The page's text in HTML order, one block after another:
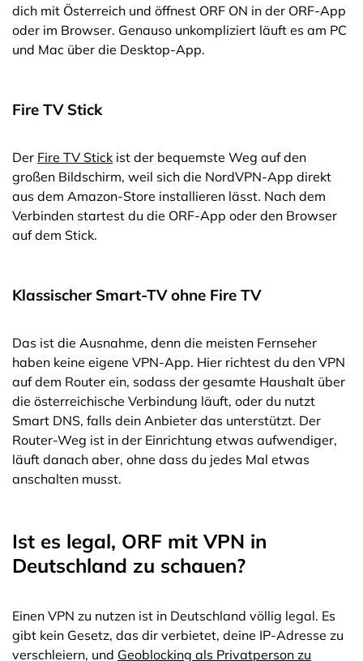
dich mit Österreich und öffnest ORF ON in der ORF-App
oder im Browser. Genauso unkompliziert läuft es am PC
und Mac über die Desktop-App.
Fire TV Stick
Der Fire TV Stick ist der bequemste Weg auf den
großen Bildschirm, weil sich die NordVPN-App direkt
aus dem Amazon-Store installieren lässt. Nach dem
Verbinden startest du die ORF-App oder den Browser
auf dem Stick.
Klassischer Smart-TV ohne Fire TV
Das ist die Ausnahme, denn die meisten Fernseher
haben keine eigene VPN-App. Hier richtest du den VPN
auf dem Router ein, sodass der gesamte Haushalt über
die österreichische Verbindung läuft, oder du nutzt
Smart DNS, falls dein Anbieter das unterstützt. Der
Router-Weg ist in der Einrichtung etwas aufwendiger,
läuft danach aber, ohne dass du jedes Mal etwas
anschalten musst.
Ist es legal, ORF mit VPN in
Deutschland zu schauen?
Einen VPN zu nutzen ist in Deutschland völlig legal. Es
gibt kein Gesetz, das dir verbietet, deine IP-Adresse zu
verschleiern, und Geoblocking als Privatperson zu